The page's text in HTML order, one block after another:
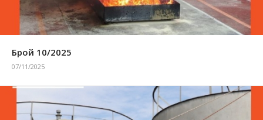
Брой 10/2025
07/11/2025